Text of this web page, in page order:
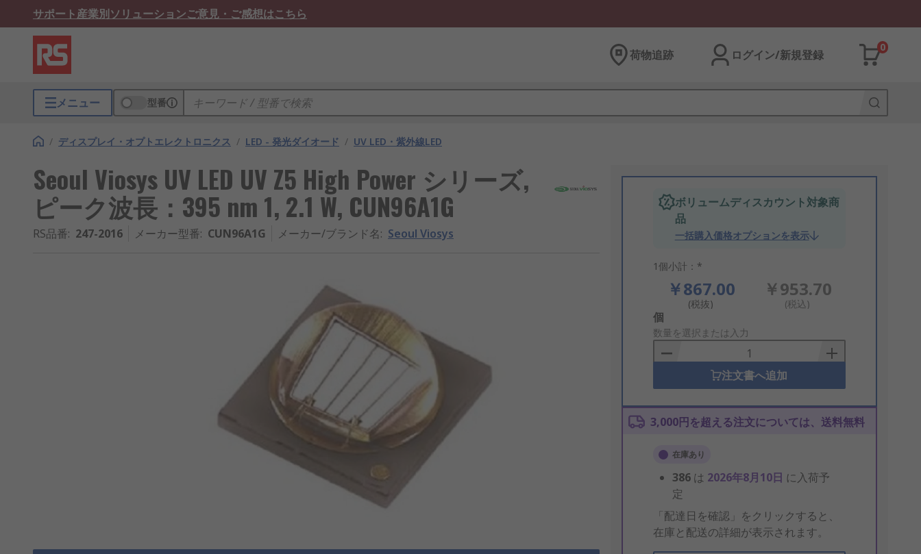
サポート産業別ソリューションご意見・ご感想はこちら
荷物追跡 ログイン/新規登録
0
メニュー 型番
/ ディスプレイ・オプトエレクトロニクス / LED - 発光ダイオード / UV LED・紫外線LED
Seoul Viosys UV LED UV Z5 High Power シリーズ,
ピーク波長：395 nm 1, 2.1 W, CUN96A1G
RS品番: 247-2016 メーカー型番: CUN96A1G メーカー/ブランド名: Seoul Viosys
ボリュームディスカウント対象商
品
一括購入価格オプションを表示
1個小計：*
￥867.00
(税抜)
￥953.70
(税込)
Add
to
Basket
個
数量を選択または入力
注文書へ追加
3,000円を超える注文については、送料無料
在庫あり
386 は 2026年8月10日 に入荷予
定
「配達日を確認」をクリックすると、
在庫と配送の詳細が表示されます。